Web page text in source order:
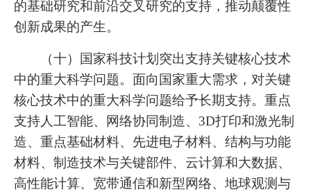
的基础研究和前沿交叉研究的支持，推动颠覆性
创新成果的产生。
（十）国家科技计划突出支持关键核心技术
中的重大科学问题。面向国家重大需求，对关键
核心技术中的重大科学问题给予长期支持。重点
支持人工智能、网络协同制造、3D打印和激光制
造、重点基础材料、先进电子材料、结构与功能
材料、制造技术与关键部件、云计算和大数据、
高性能计算、宽带通信和新型网络、地球观测与